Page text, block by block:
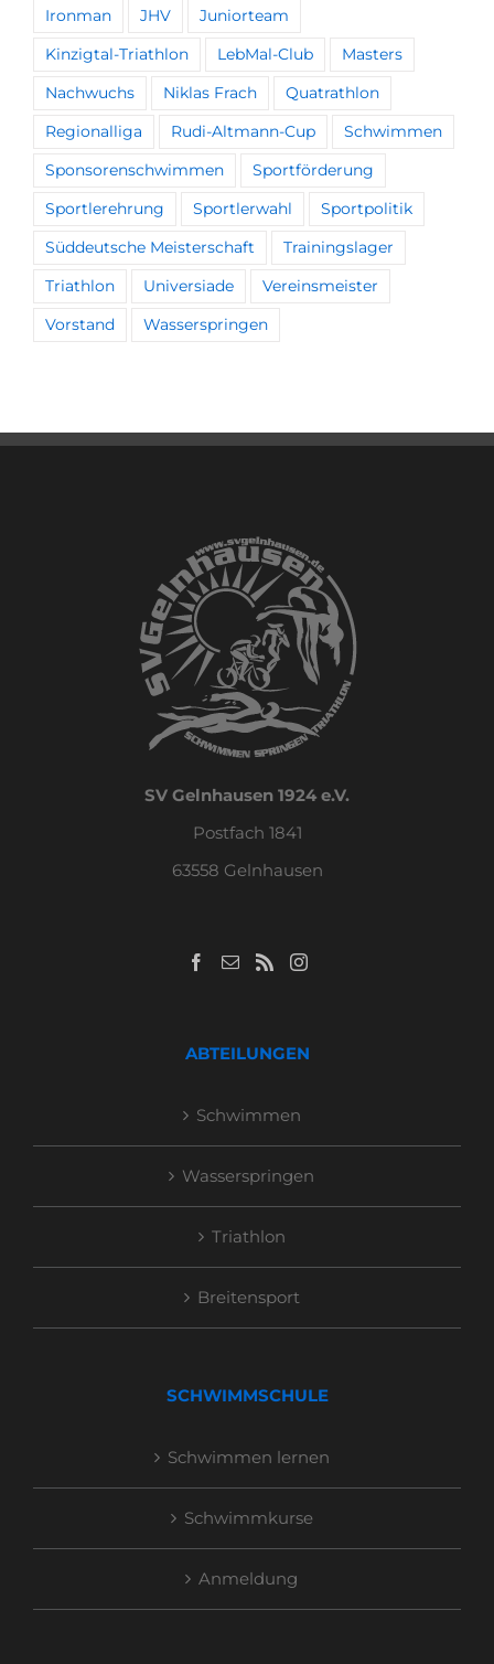
Ironman JHV Juniorteam
Kinzigtal-Triathlon LebMal-Club Masters
Nachwuchs Niklas Frach Quatrathlon
Regionalliga Rudi-Altmann-Cup Schwimmen
Sponsorenschwimmen Sportförderung
Sportlerehrung Sportlerwahl Sportpolitik
Süddeutsche Meisterschaft Trainingslager
Triathlon Universiade Vereinsmeister
Vorstand Wasserspringen
SV Gelnhausen 1924 e.V.
Postfach 1841
63558 Gelnhausen
ABTEILUNGEN
Schwimmen
Wasserspringen
Triathlon
Breitensport
SCHWIMMSCHULE
Schwimmen lernen
Schwimmkurse
Anmeldung